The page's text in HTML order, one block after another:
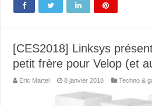
[CES2018] Linksys
petit frère pour Velop (et
Eric Martel 8 janvier 2018 Techno &